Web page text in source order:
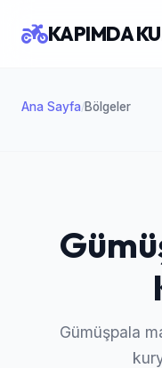
Ana Sayfa/Bölgeler
KAPIMDA
Gümüşpala